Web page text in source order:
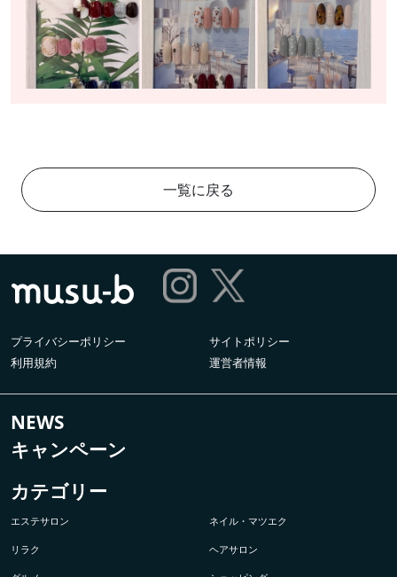
一覧に戻る
プライバシーポリシー
サイトポリシー
利用規約
運営者情報
NEWS
キャンペーン
カテゴリー
エステサロン ネイル・マツエク
リラク ヘアサロン